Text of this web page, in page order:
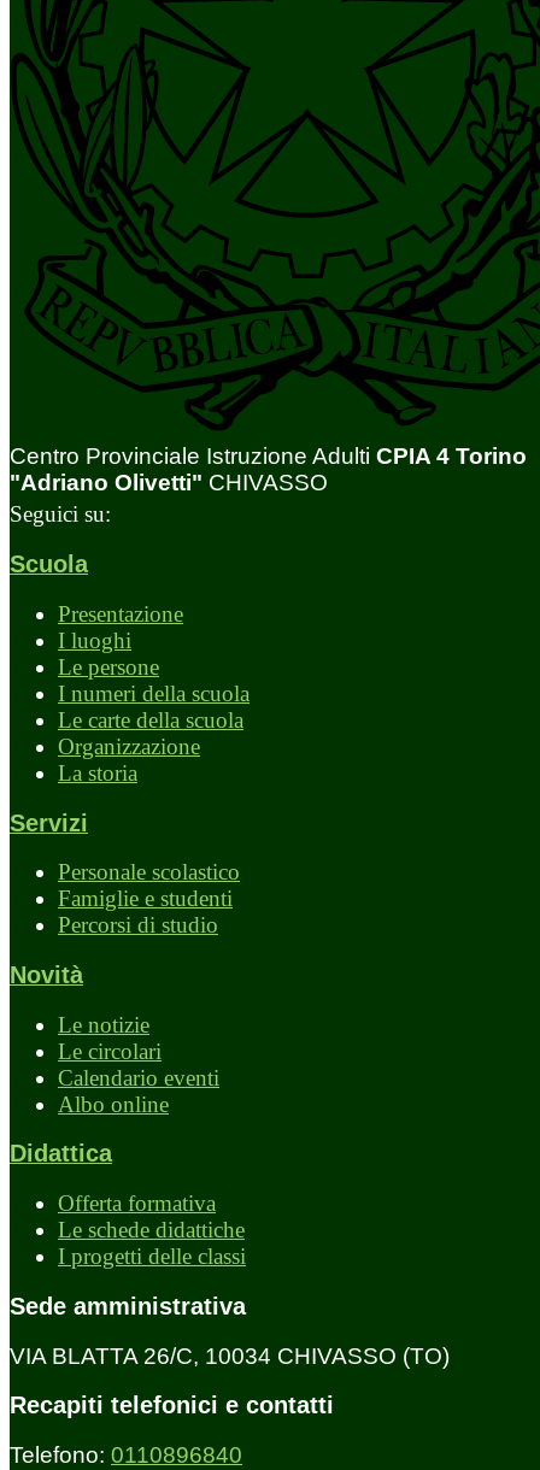
Centro Provinciale Istruzione Adulti CPIA 4 Torino
"Adriano Olivetti" CHIVASSO
Seguici su:
Scuola
Presentazione
I luoghi
Le persone
I numeri della scuola
Le carte della scuola
Organizzazione
La storia
Servizi
Personale scolastico
Famiglie e studenti
Percorsi di studio
Novità
Le notizie
Le circolari
Calendario eventi
Albo online
Didattica
Offerta formativa
Le schede didattiche
I progetti delle classi
Sede amministrativa
VIA BLATTA 26/C, 10034 CHIVASSO (TO)
Recapiti telefonici e contatti
Telefono: 0110896840